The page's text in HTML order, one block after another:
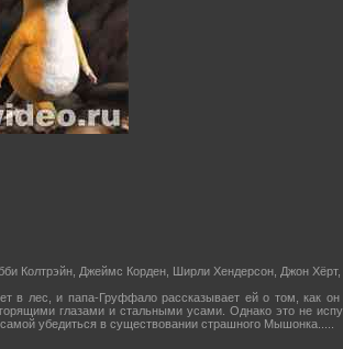
Колтрэйн, Джеймс Корден, Ширли Хендерсон, Джон
в лес, и папа-Груффало рассказывает ей о том, как
глазами и стальными усами. Однако это не
убедиться в существовании страшного Мышонка.....